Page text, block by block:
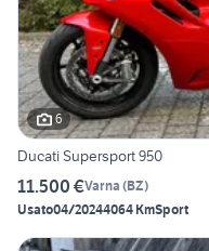
6
Ducati Supersport 950
11.500 €Varna (BZ)
Usato04/20244064 KmSport